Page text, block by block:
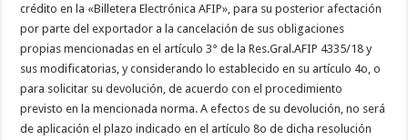
crédito en la «Billetera Electrónica AFIP», para su posterior afectación
por parte del exportador a la cancelación de sus obligaciones
propias mencionadas en el artículo 3° de la Res.Gral.AFIP 4335/18 y
sus modificatorias, y considerando lo establecido en su artículo 4o, o
para solicitar su devolución, de acuerdo con el procedimiento
previsto en la mencionada norma. A efectos de su devolución, no será
de aplicación el plazo indicado en el artículo 8o de dicha resolución